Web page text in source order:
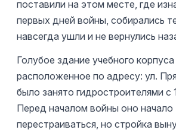
поставили на этом месте, где
первых дней войны, собирались
навсегда ушли и не вернулись
Голубое здание учебного
расположенное по адресу: ул.
было занято гидростроителями с
Перед началом войны оно начало
перестраиваться, но стройка